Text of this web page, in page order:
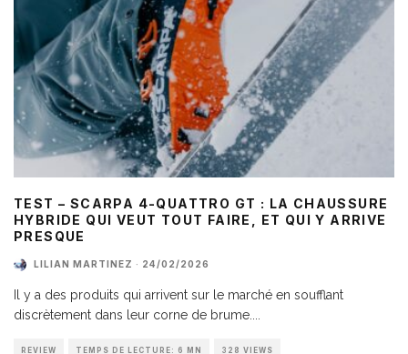
TEST – SCARPA 4-QUATTRO GT : LA CHAUSSURE
HYBRIDE QUI VEUT TOUT FAIRE, ET QUI Y ARRIVE
PRESQUE
LILIAN MARTINEZ · 24/02/2026
Il y a des produits qui arrivent sur le marché en soufflant
discrètement dans leur corne de brume.
REVIEW TEMPS DE LECTURE: 6 MN 328 VIEWS